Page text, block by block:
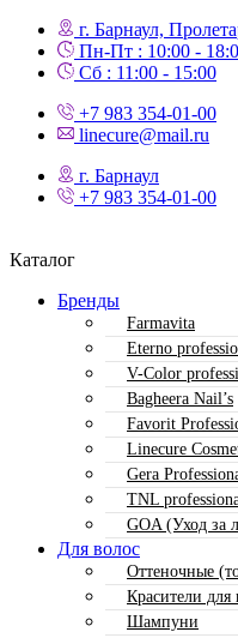
г. Барнаул,
Пн-Пт : 10:00 -
Сб : 11:00 - 15:00
+7 983 354-01-00
linecure@mail.ru
г. Барнаул
+7 983 354-01-00
Каталог
Бренды
Farmavita
Eterno
V-Color
Bagheera Nail’s
Favorit
Linecure
Gera
TNL
GOA (Уход за
Для волос
Оттеночные
Красители для
Шампуни